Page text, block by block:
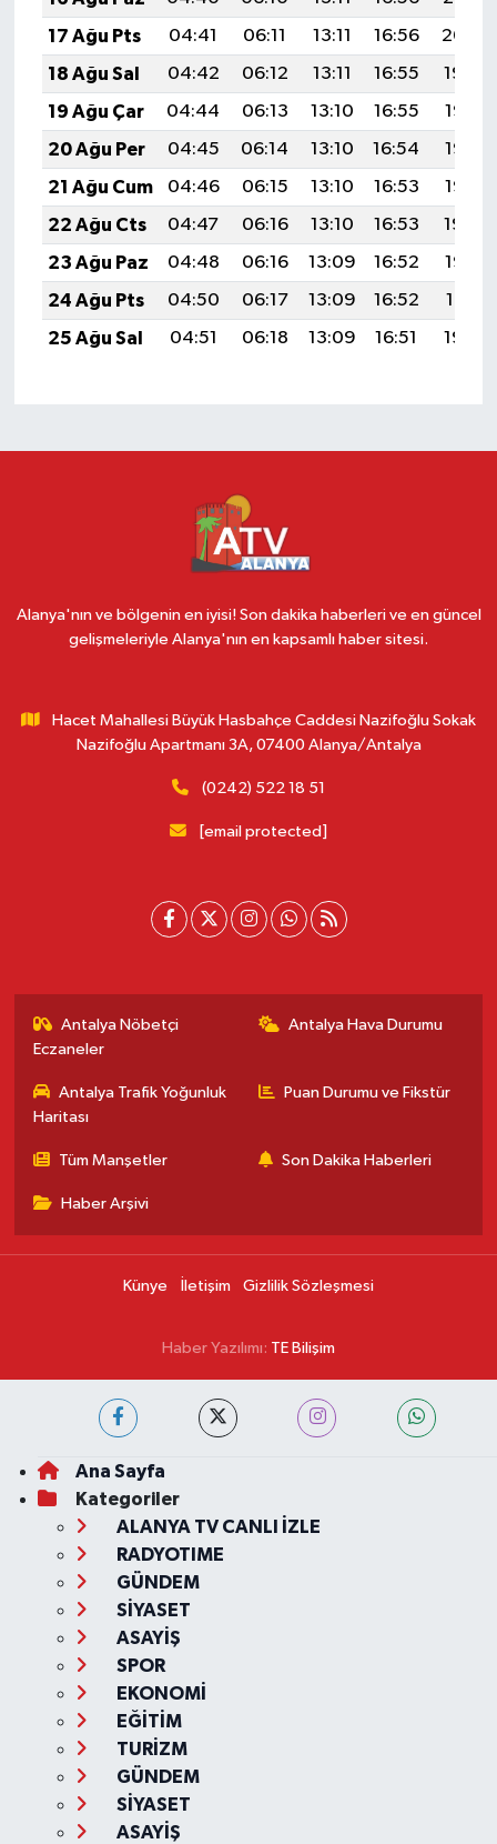
17 Ağu Pts
04:41 06:11 13:11 16:56
20:00
18 Ağu Sal
04:42 06:12 13:11 16:55
19:59
19 Ağu Çar
04:44 06:13 13:10 16:55
19:58
20 Ağu Per
04:45 06:14 13:10 16:54
19:56
21 Ağu Cum
04:46 06:15 13:10 16:53
19:55
22 Ağu Cts
04:47 06:16 13:10 16:53
19:54
23 Ağu Paz
04:48 06:16 13:09 16:52
19:52
24 Ağu Pts
04:50 06:17 13:09 16:52
19:51
25 Ağu Sal
04:51 06:18 13:09 16:51 19:50
Alanya'nın ve bölgenin en iyisi! Son dakika haberleri ve en güncel
gelişmeleriyle Alanya'nın en kapsamlı haber sitesi.
Hacet Mahallesi Büyük Hasbahçe Caddesi Nazifoğlu Sokak
Nazifoğlu Apartmanı 3A, 07400 Alanya/Antalya
(0242) 522 18 51
[email protected]
Antalya Nöbetçi
Eczaneler
Antalya Hava Durumu
Antalya Trafik Yoğunluk
Haritası
Puan Durumu ve Fikstür
Tüm Manşetler Son Dakika Haberleri
Haber Arşivi
Künye İletişim Gizlilik Sözleşmesi
Haber Yazılımı: TE Bilişim
Ana Sayfa
Kategoriler
ALANYA TV CANLI İZLE
RADYOTIME
GÜNDEM
SİYASET
ASAYİŞ
SPOR
EKONOMİ
EĞİTİM
TURİZM
GÜNDEM
SİYASET
ASAYİŞ